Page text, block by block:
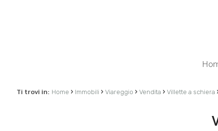
Ti trovi in: Home › Immobili › Viareggio › Vendita › Villette a schiera